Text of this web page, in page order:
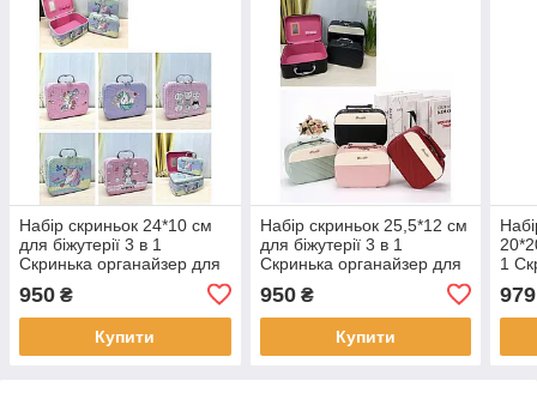
Набір скриньок 24*10 см
для біжутерії 3 в 1
Скринька органайзер для
прикрас в різних кольорах
Nina
950 ₴
Купити
Набір скриньок 25,5*12 см
для біжутерії 3 в 1
Скринька органайзер для
прикрас в різних кольорах
Nina
950₴
Купити
1
979